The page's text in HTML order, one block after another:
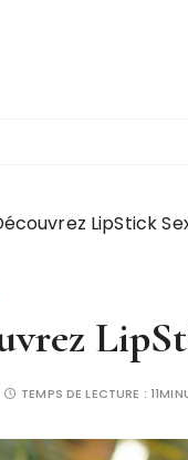
LipStick
TEMPS DE LECTURE :